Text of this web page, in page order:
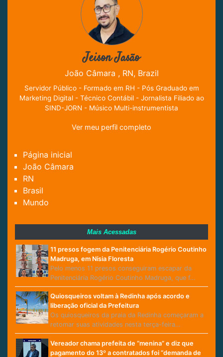
Jeison Jasão
João Câmara , RN, Brazil
Servidor Público - Formado em RH - Pós Graduado em
Marketing Digital - Técnico Contábil - Jornalista Filiado ao
SIND-JORN - Músico Multi-instrumentista
Ver meu perfil completo
Página inicial
João Câmara
RN
Brasil
Mundo
Mais Acessadas
11 presos fogem da Penitenciária Rogério Coutinho
Madruga, em Nísia Floresta
Pelo menos 11 presos conseguiram escapar da
Penitenciária Rogério Coutinho Madruga, que f…
Quiosqueiros voltam à Redinha após acordo e
liberação oficial da Prefeitura
Os quiosqueiros da praia da Redinha começaram a
retomar suas atividades nesta terça-feira…
Vereador chama prefeita de “menina” e diz que
pagamento do 13º a contratados foi “demanda de